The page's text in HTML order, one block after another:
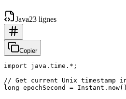
Java23 lignes
Copier
import java.time.*;
// Get current Unix timestamp in
long epochSecond =